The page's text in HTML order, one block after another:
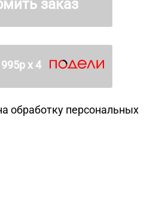
заказ
995р х 4
обработку персональных